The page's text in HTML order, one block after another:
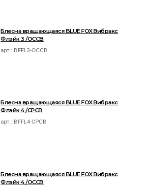
Блесна вращающаяся BLUE FOX Вибракс
Флэйк 3 /OCCB
арт.: BFFL3-OCCB
Блесна вращающаяся BLUE FOX Вибракс
Флэйк 4 /CPCB
арт.: BFFL4-CPCB
Блесна вращающаяся BLUE FOX Вибракс
Флэйк 4 /OCCB